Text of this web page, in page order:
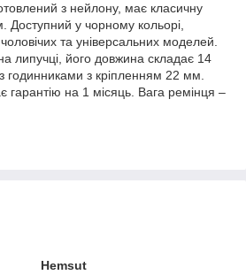
з нейлону, має класичну
у чорному кольорі,
та універсальних моделей.
липучці, його довжина складає 14
годинниками з кріпленням 22 мм.
на 1 місяць. Вага ремінця –
Hemsut